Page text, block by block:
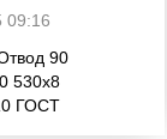
09:16
90
530х8
ГОСТ